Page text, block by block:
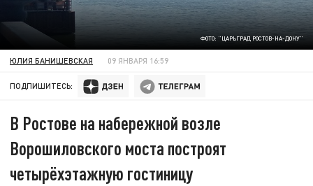
ФОТО: "ЦАРЬГРАД РОСТОВ-НА-ДОНУ"
ЮЛИЯ БАНИШЕВСКАЯ 09 ЯНВАРЯ 16:59
ПОДПИШИТЕСЬ:
В Ростове на набережной возле
Ворошиловского моста построят
четырёхэтажную гостиницу